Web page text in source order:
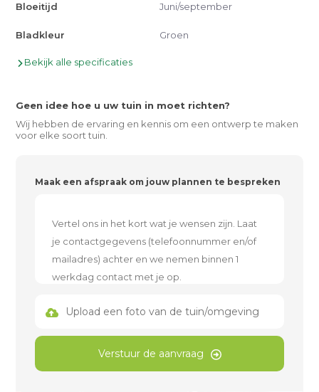
Bloeitijd Juni/september
Bladkleur Groen
Bekijk alle specificaties
Geen idee hoe u uw tuin in moet richten?
Wij hebben de ervaring en kennis om een ontwerp te maken
voor elke soort tuin.
Maak een afspraak om jouw plannen te bespreken
Upload een foto van de tuin/omgeving
Verstuur de aanvraag